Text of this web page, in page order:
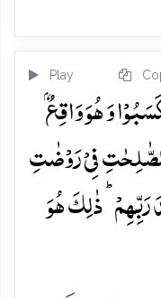
Play
وَ ہُوَ وَاقِعٌۢ
فِیۡ رَوۡضٰتِ
ذٰلِکَ ہُوَ